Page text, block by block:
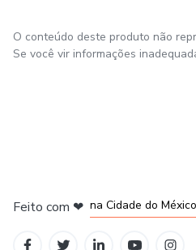
O conteúdo deste produto não
Se você vir informações
Feito com ❤ na Cidade do México